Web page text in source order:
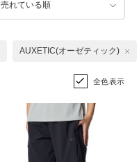
売れている順
AUXETIC(オーゼティック)
全色表示